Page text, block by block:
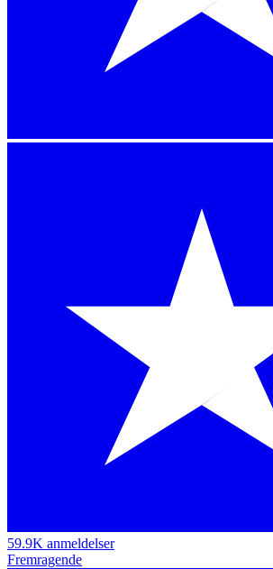
59.9K anmeldelser
Fremragende